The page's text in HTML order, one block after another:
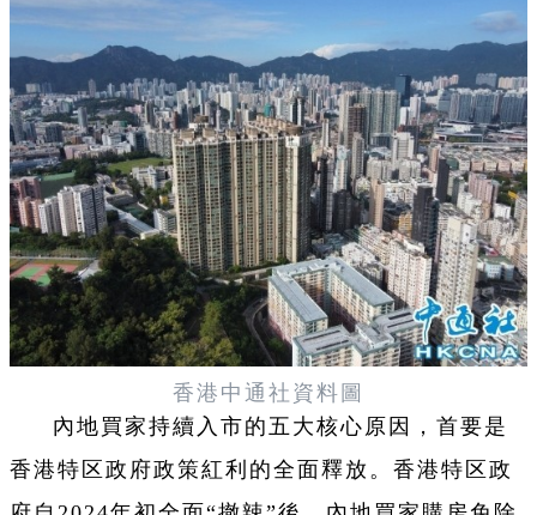
香港中通社資料圖
內地買家持續入市的五大核心原因，首要是
香港特区政府政策紅利的全面釋放。香港特区政